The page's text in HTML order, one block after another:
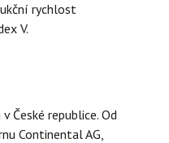
rychlost
V.
České republice. Od
Continental AG,